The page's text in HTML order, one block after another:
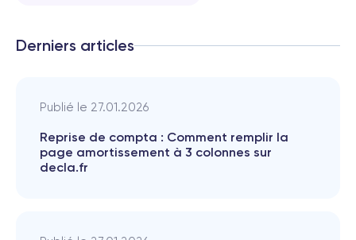
Derniers articles
Publié le 27.01.2026
Reprise de compta : Comment remplir la
page amortissement à 3 colonnes sur
decla.fr